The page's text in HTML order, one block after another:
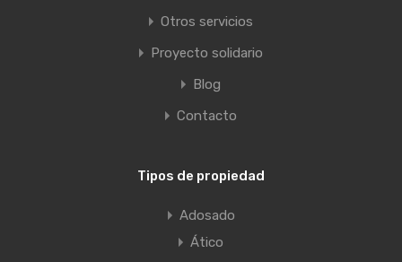
Otros servicios
Proyecto solidario
Blog
Contacto
Tipos de propiedad
Adosado
Ático